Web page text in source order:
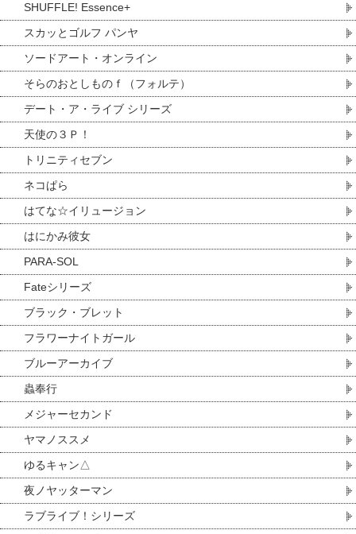
SHUFFLE! Essence+
スカッとゴルフ パンヤ
ソードアート・オンライン
そらのおとしものｆ（フォルテ）
デート・ア・ライブ シリーズ
天使の３Ｐ！
トリニティセブン
ネコぱら
はてな☆イリュージョン
はにかみ彼女
PARA-SOL
Fateシリーズ
ブラック・ブレット
フラワーナイトガール
ブルーアーカイブ
蟲奉行
メジャーセカンド
ヤマノススメ
ゆるキャン△
夜ノヤッターマン
ラブライブ！シリーズ